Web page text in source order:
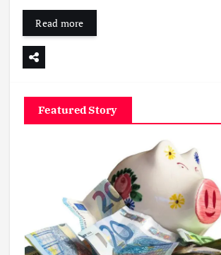
Read more
Featured Story